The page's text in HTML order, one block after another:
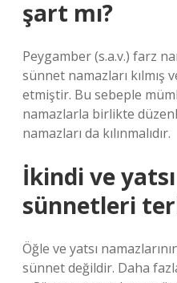
şart mı?
Peygamber (s.a.v.) farz
sünnet namazları kılmış
etmiştir. Bu sebeple
namazlarla birlikte
namazları da kılınmalıdır.
İkindi ve
sünnetleri
Öğle ve yatsı
sünnet değildir. Daha